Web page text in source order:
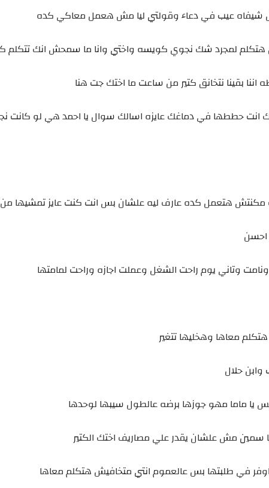
شيفاه عيب في دعاء وقولتي ليا مش هعمل معاكي كده
هتكلم لمجرد شك نجوي كويسه واختي وانا ما سمحش انك تتكلم
بقينا نتخانق كتير من ساعت ما اختك جت هنا
انت حططها في دماغك عايزه اسالك سوال يا احمد هي لو كانت
مكنتش هتعمل كده عارف ليه علشان بس انت كنت عايز تمشيها
احسن
وتاني يوم راحت الشغل وعملت اجازه وراحت لمامتها
معاها وهخليها تتغير
وابن حلال
يا ماما مهو جوزها برضه عالطول سيبها لوحدها
سمين مش علشان يقدر علي مصاريف اختك الكتير
في طلبتها بس عالعموم انتي متخافيش هتكلم معاها